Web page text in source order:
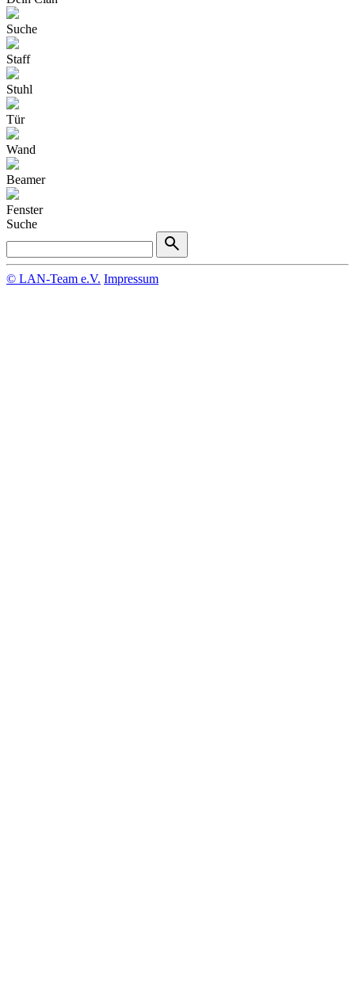
Suche
Staff
Stuhl
Tür
Wand
Beamer
Fenster
Suche
© LAN-Team e.V. Impressum